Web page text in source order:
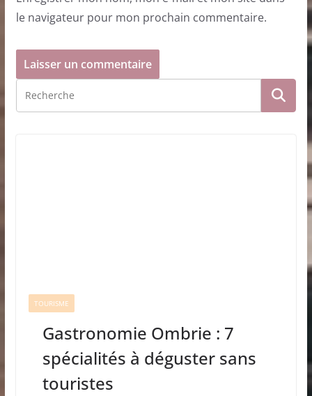
le navigateur pour mon prochain commentaire.
TOURISME
Gastronomie Ombrie : 7
spécialités à déguster sans
touristes